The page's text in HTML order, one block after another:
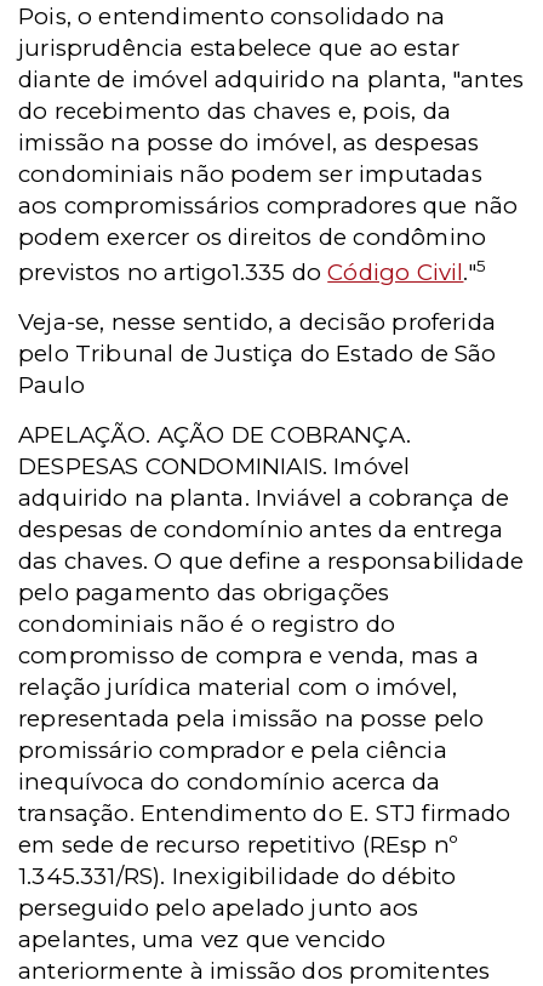
Pois, o entendimento consolidado na
jurisprudência estabelece que ao estar
diante de imóvel adquirido na planta, "antes
do recebimento das chaves e, pois, da
imissão na posse do imóvel, as despesas
condominiais não podem ser imputadas
aos compromissários compradores que não
podem exercer os direitos de condômino
previstos no artigo1.335 doCódigo Civil."5
Veja-se, nesse sentido, a decisão proferida
pelo Tribunal de Justiça do Estado de São
Paulo
APELAÇÃO. AÇÃO DE COBRANÇA.
DESPESAS CONDOMINIAIS. Imóvel
adquirido na planta. Inviável a cobrança de
despesas de condomínio antes da entrega
das chaves. O que define a responsabilidade
pelo pagamento das obrigações
condominiais não é o registro do
compromisso de compra e venda, mas a
relação jurídica material com o imóvel,
representada pela imissão na posse pelo
promissário comprador e pela ciência
inequívoca do condomínio acerca da
transação. Entendimento do E. STJ firmado
em sede de recurso repetitivo (REsp nº
1.345.331/RS). Inexigibilidade do débito
perseguido pelo apelado junto aos
apelantes, uma vez que vencido
anteriormente à imissão dos promitentes